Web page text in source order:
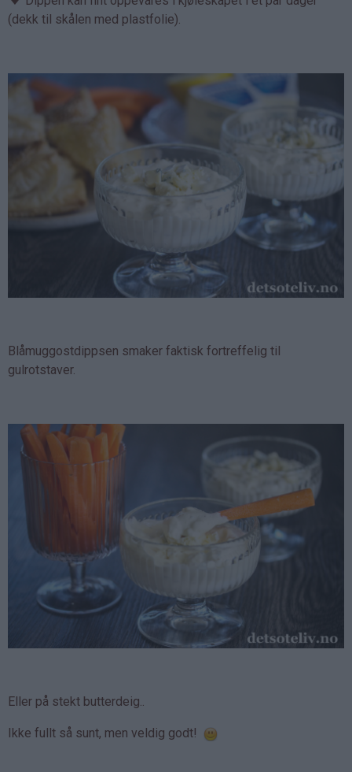
(dekk til skålen med plastfolie).
Blåmuggostdippsen smaker faktisk fortreffelig til
gulrotstaver.
Eller på stekt butterdeig..
Ikke fullt så sunt, men veldig godt!